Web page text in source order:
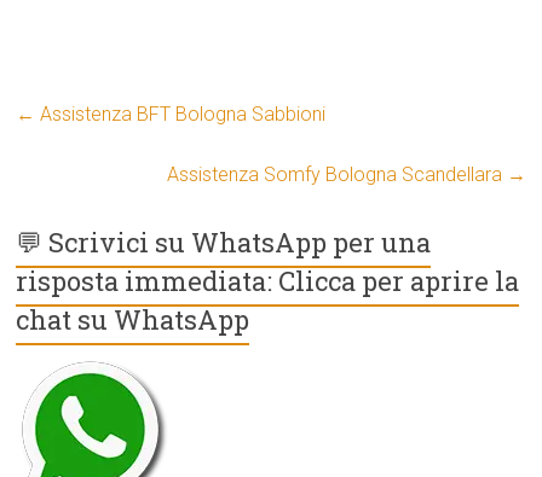
← Assistenza BFT Bologna Sabbioni
Assistenza Somfy Bologna Scandellara →
💬 Scrivici su WhatsApp per una
risposta immediata: Clicca per aprire la
chat su WhatsApp